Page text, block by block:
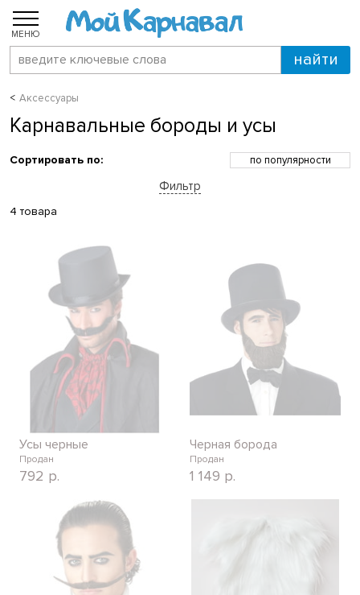
МЕНЮ
Аксессуары
Карнавальные бороды и усы
Сортировать по:
по популярности
Фильтр
4 товара
Усы черные
Продан
792 р.
Черная борода
Продан
1 149 р.